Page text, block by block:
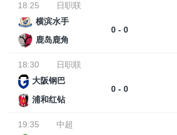
18:25
日职联
横滨水手
0 - 0
鹿岛鹿角
18:30
日职联
大阪钢巴
0 - 0
浦和红钻
19:35
中超